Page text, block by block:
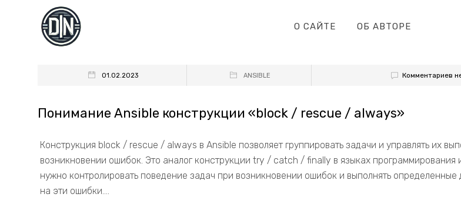
О САЙТЕ ОБ АВТОРЕ
01.02.2023 ANSIBLE Комментариев
Понимание Ansible конструкции «block / rescue / always»
Конструкция block / rescue / always в Ansible позволяет группировать задачи и управлять их
возникновении ошибок. Это аналог конструкции try / catch / finally в языках программирования
нужно контролировать поведение задач при возникновении ошибок и выполнять определенные
на эти ошибки....